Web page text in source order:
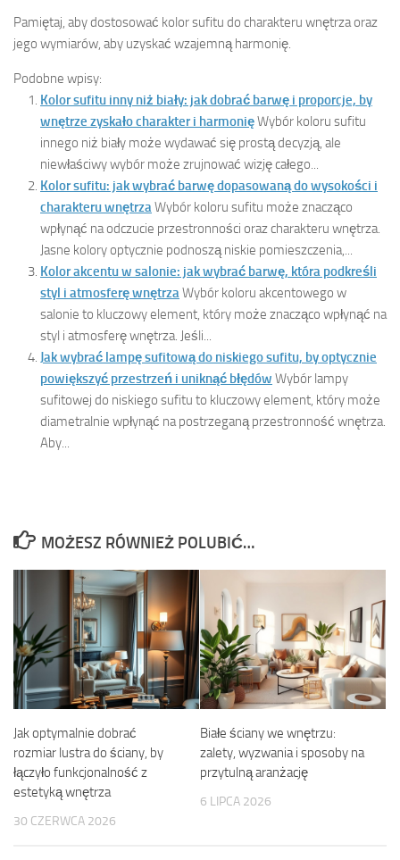
Pamiętaj, aby dostosować kolor sufitu do charakteru wnętrza oraz
jego wymiarów, aby uzyskać wzajemną harmonię.
Podobne wpisy:
Kolor sufitu inny niż biały: jak dobrać barwę i proporcje, by
wnętrze zyskało charakter i harmonięWybór koloru sufitu
innego niż biały może wydawać się prostą decyzją, ale
niewłaściwy wybór może zrujnować wizję całego...
Kolor sufitu: jak wybrać barwę dopasowaną do wysokości i
charakteru wnętrza Wybór koloru sufitu może znacząco
wpłynąć na odczucie przestronności oraz charakteru wnętrza.
Jasne kolory optycznie podnoszą niskie pomieszczenia,...
Kolor akcentu w salonie: jak wybrać barwę, która podkreśli
styl i atmosferę wnętrza Wybór koloru akcentowego w
salonie to kluczowy element, który może znacząco wpłynąć na
styl i atmosferę wnętrza. Jeśli...
Jak wybrać lampę sufitową do niskiego sufitu, by optycznie
powiększyć przestrzeń i uniknąć błędów Wybór lampy
sufitowej do niskiego sufitu to kluczowy element, który może
diametralnie wpłynąć na postrzeganą przestronność wnętrza.
Aby...
MOŻESZ RÓWNIEŻ POLUBIĆ…
Jak optymalnie dobrać
rozmiar lustra do ściany, by
łączyło funkcjonalność z
estetyką wnętrza
30 CZERWCA 2026
Białe ściany we wnętrzu:
zalety, wyzwania i sposoby na
przytulną aranżację
6 LIPCA 2026